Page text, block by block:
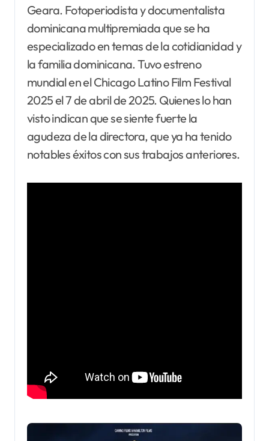
Geara. Fotoperiodista y documentalista
dominicana multipremiada que se ha
especializado en temas de la cotidianidad y
la familia dominicana. Tuvo estreno
mundial en el Chicago Latino Film Festival
2025 el 7 de abril de 2025. Quienes lo han
visto indican que se siente fuerte la
agudeza de la directora, que ya ha tenido
notables éxitos con sus trabajos anteriores.